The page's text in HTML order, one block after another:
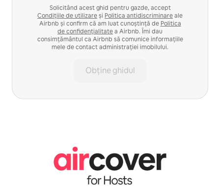
Solicitând acest ghid pentru gazde, accept
Condițiile de utilizareși Politica antidiscriminareale
Airbnb și confirm că am luat cunoștință de Politica
de confidențialitatea Airbnb. Îmi dau
consimțământul ca Airbnb să comunice informațiile
mele de contact administrației imobilului.
Obține ghidul